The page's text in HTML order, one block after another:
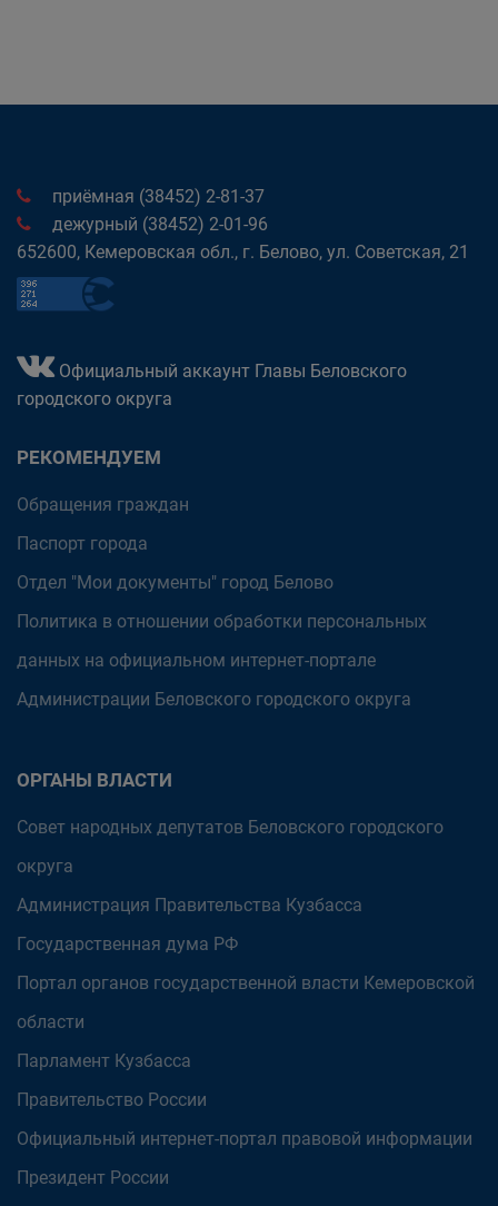
приёмная (38452) 2-81-37
дежурный (38452) 2-01-96
652600, Кемеровская обл., г. Белово, ул. Советская, 21
Официальный аккаунт Главы Беловского
городского округа
РЕКОМЕНДУЕМ
Обращения граждан
Паспорт города
Отдел "Мои документы" город Белово
Политика в отношении обработки персональных
данных на официальном интернет-портале
Администрации Беловского городского округа
ОРГАНЫ ВЛАСТИ
Совет народных депутатов Беловского городского
округа
Администрация Правительства Кузбасса
Государственная дума РФ
Портал органов государственной власти Кемеровской
области
Парламент Кузбасса
Правительство России
Официальный интернет-портал правовой информации
Президент России